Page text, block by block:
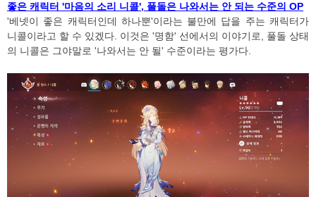
좋은 캐릭터 '마음의 소리 니콜', 풀돌은 나와서는 안 되는 수준의 OP
'베넷이 좋은 캐릭터인데 하나뿐'이라는 불만에 답을 주는 캐릭터가
니콜이라고 할 수 있겠다. 이것은 '명함' 선에서의 이야기로, 풀돌 상태
의 니콜은 그야말로 '나와서는 안 될' 수준이라는 평가다.